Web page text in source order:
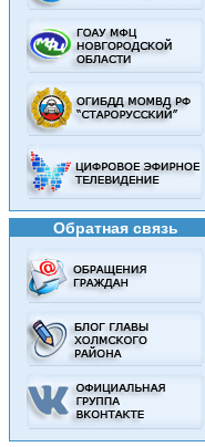
Обратная связь